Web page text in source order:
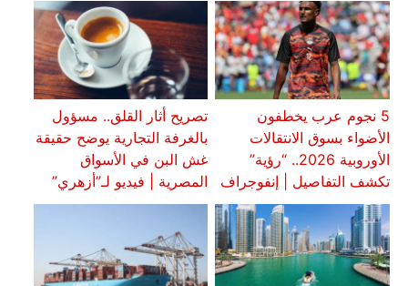
5 نجوم عرب يخطفون
الأضواء بسوق الانتقالات
الأوروبية 2026.. “رؤية”
تكشف التفاصيل | إنفوجراف
تصريح أثار القلق.. مسؤول
بالغرفة التجارية يوضح حقيقة
غش البن في الأسواق
المصرية | فيديو لـ”أزهري”